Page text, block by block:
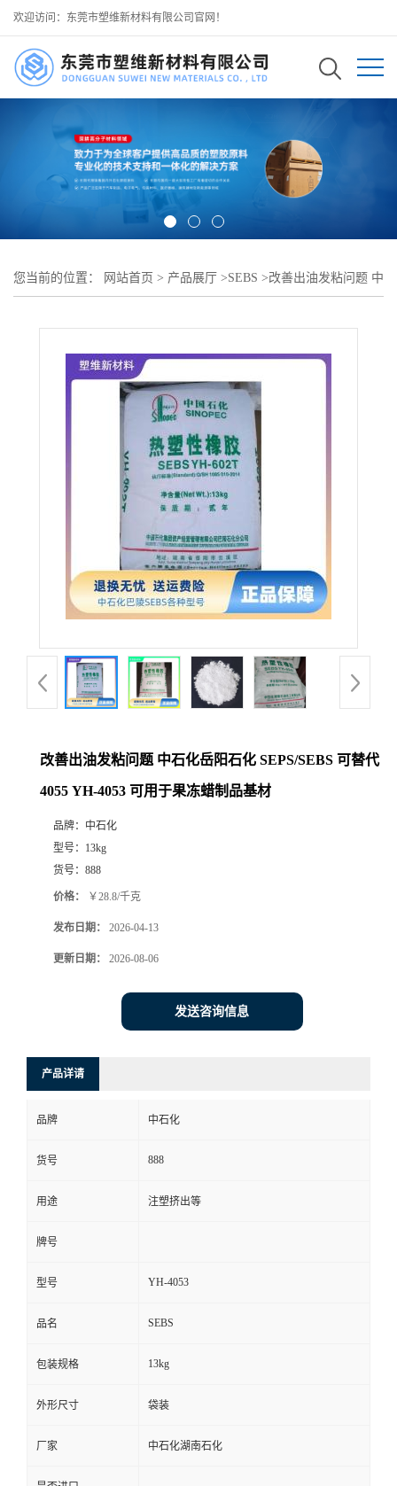
欢迎访问：东莞市塑维新材料有限公司官网！
您当前的位置： 网站首页 > 产品展厅 >SEBS >改善出油发粘问题 中
改善出油发粘问题 中石化岳阳石化 SEPS/SEBS 可替代
4055 YH-4053 可用于果冻蜡制品基材
品牌： 中石化
型号： 13kg
货号： 888
价格： ￥28.8/千克
发布日期： 2026-04-13
更新日期： 2026-08-06
发送咨询信息
产品详请
品牌 中石化
货号 888
用途 注塑挤出等
牌号
型号 YH-4053
品名 SEBS
包装规格 13kg
外形尺寸 袋装
厂家 中石化湖南石化